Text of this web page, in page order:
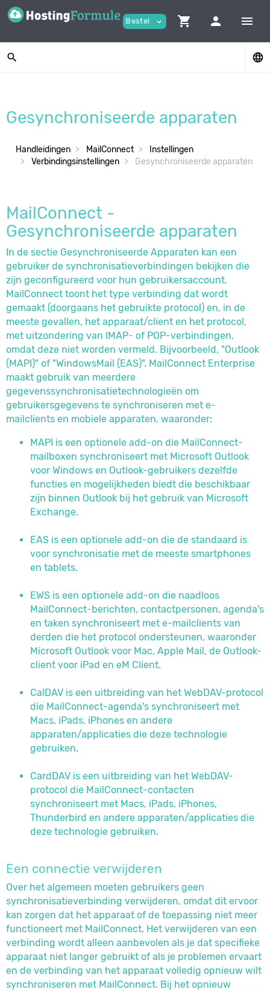
Bestel expand_more shopping_cart person menu
search language
Gesynchroniseerde apparaten
Handleidingen MailConnect
Instellingen
Verbindingsinstellingen
Gesynchroniseerde apparaten
MailConnect -
Gesynchroniseerde apparaten
In de sectie Gesynchroniseerde Apparaten kan een
gebruiker de synchronisatieverbindingen bekijken die
zijn geconfigureerd voor hun gebruikersaccount.
MailConnect toont het type verbinding dat wordt
gemaakt (doorgaans het gebruikte protocol) en, in de
meeste gevallen, het apparaat/client en het protocol,
met uitzondering van IMAP- of POP-verbindingen,
omdat deze niet worden vermeld. Bijvoorbeeld, "Outlook
(MAPI)" of "WindowsMail (EAS)". MailConnect Enterprise
maakt gebruik van meerdere
gegevenssynchronisatietechnologieën om
gebruikersgegevens te synchroniseren met e-
mailclients en mobiele apparaten, waaronder:
MAPI is een optionele add-on die MailConnect-
mailboxen synchroniseert met Microsoft Outlook
voor Windows en Outlook-gebruikers dezelfde
functies en mogelijkheden biedt die beschikbaar
zijn binnen Outlook bij het gebruik van Microsoft
Exchange.
EAS is een optionele add-on die de standaard is
voor synchronisatie met de meeste smartphones
en tablets.
EWS is een optionele add-on die naadloos
MailConnect-berichten, contactpersonen, agenda's
en taken synchroniseert met e-mailclients van
derden die het protocol ondersteunen, waaronder
Microsoft Outlook voor Mac, Apple Mail, de Outlook-
client voor iPad en eM Client.
CalDAV is een uitbreiding van het WebDAV-protocol
die MailConnect-agenda's synchroniseert met
Macs, iPads, iPhones en andere
apparaten/applicaties die deze technologie
gebruiken.
CardDAV is een uitbreiding van het WebDAV-
protocol die MailConnect-contacten
synchroniseert met Macs, iPads, iPhones,
Thunderbird en andere apparaten/applicaties die
deze technologie gebruiken.
Een connectie verwijderen
Over het algemeen moeten gebruikers geen
synchronisatieverbinding verwijderen, omdat dit ervoor
kan zorgen dat het apparaat of de toepassing niet meer
functioneert met MailConnect. Het verwijderen van een
verbinding wordt alleen aanbevolen als je dat specifieke
apparaat niet langer gebruikt of als je problemen ervaart
en de verbinding van het apparaat volledig opnieuw wilt
synchroniseren met MailConnect. Bij het opnieuw